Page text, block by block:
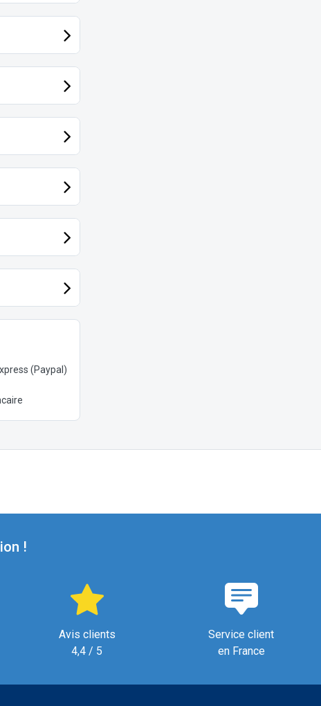
(Paypal)
!
Avis clients
4,4 / 5
Service client
en France